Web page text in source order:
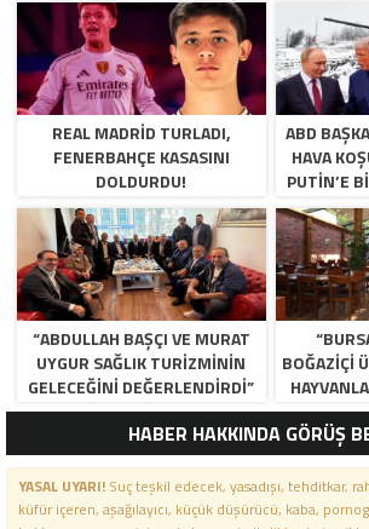
REAL MADRID TURLADI,
FENERBAHÇE KASASINI
DOLDURDU!
ABD
HAVA
PUTIN’E
“ABDULLAH BAŞÇI VE MURAT
UYGUR SAĞLIK TURIZMININ
GELECEĞINI DEĞERLENDIRDI”
BOĞAZIÇI
HABER HAKKINDA GÖRÜŞ
YASAL UYARI!Suç teşkil edecek, yasadışı, tehditkar,
küfür içeren, aşağılayıcı, küçük düşürücü, kaba,